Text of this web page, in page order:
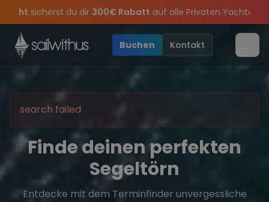
Skip to content
Rabattauf alle Privaten Yachten mit Skipper in
Sichere Dir jetztDein Meilenbuch und Deine sailwithus-
Angebote mehr Sowie20€ Rabatt auf deinen ersten
wir feiern die Törns, die Crew und die besten Geschichten
Buchen
Kontakt
search failed
Finde deinen perfekten
Segeltörn
Entdecke mit dem Terminfinder unvergessliche